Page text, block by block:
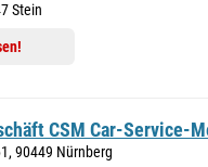
Stein
CSM Car-Service-
90449 Nürnberg